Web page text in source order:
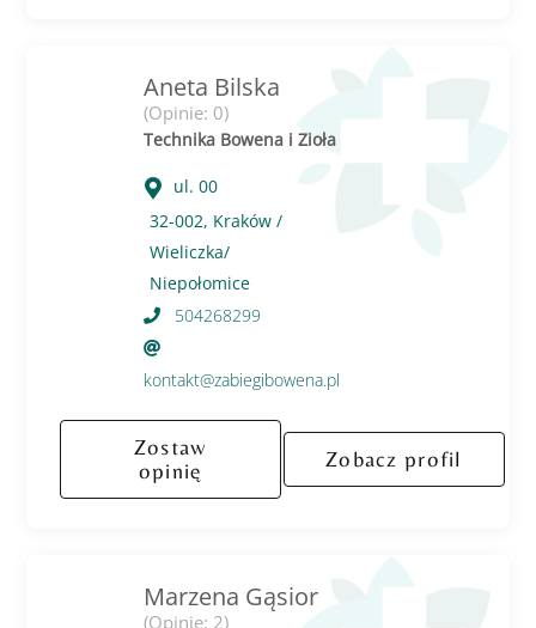
Aneta Bilska
(Opinie: 0)
Technika Bowena i Zioła
ul. 00
32-002, Kraków /
Wieliczka/
Niepołomice
504268299
kontakt@zabiegibowena.pl
Zostaw
opinię
Zobacz profil
Marzena Gąsior
(Opinie: 2)